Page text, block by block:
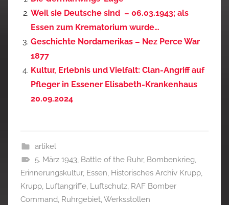
Weil sie Deutsche sind – 06.03.1943; als
Essen zum Krematorium wurde…
Geschichte Nordamerikas – Nez Perce War
1877
Kultur, Erlebnis und Vielfalt: Clan-Angriff auf
Pfleger in Essener Elisabeth-Krankenhaus
20.09.2024
artikel
5. März 1943, Battle of the Ruhr, Bombenkrieg,
Erinnerungskultur, Essen, Historisches Archiv Krupp,
Krupp, Luftangriffe, Luftschutz, RAF Bomber
Command, Ruhrgebiet,Werksstollen